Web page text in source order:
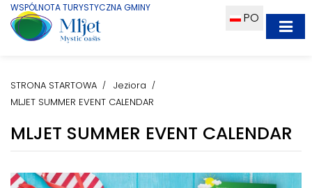
WSPÓLNOTA TURYSTYCZNA GMINY
PO
STRONA STARTOWA
Jeziora
MLJET SUMMER EVENT CALENDAR
MLJET SUMMER EVENT CALENDAR